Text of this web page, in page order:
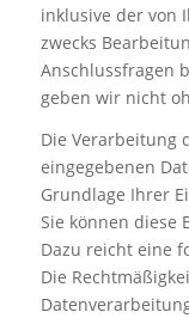
inklusive der von
zwecks
Anschlussfragen
geben wir nicht
Die Verarbeitung
eingegebenen
Grundlage Ihrer
Sie können diese
Dazu reicht eine
Die